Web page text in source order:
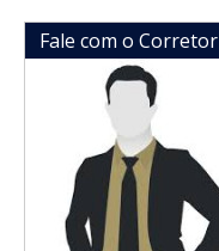
Fale com o Corretor